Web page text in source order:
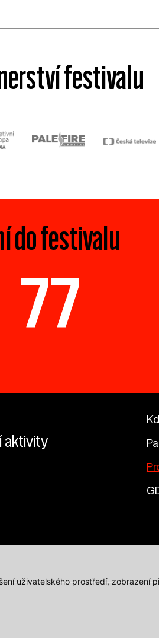
uživatelského prostředí, zobrazení
festivalu
do festivalu
77
aktivity